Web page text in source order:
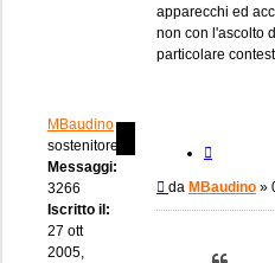
apparecchi ed
non con l'ascolto
particolare
MBaudino
sostenitore
Messaggi:
3266
Iscritto il:
27 ott
2005,
Messaggio
da MBaudino »